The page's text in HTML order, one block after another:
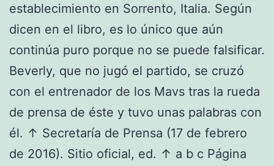
establecimiento en Sorrento, Italia. Según
dicen en el libro, es lo único que aún
continúa puro porque no se puede falsificar.
Beverly, que no jugó el partido, se cruzó
con el entrenador de los Mavs tras la rueda
de prensa de éste y tuvo unas palabras con
él. ↑ Secretaría de Prensa (17 de febrero
de 2016). Sitio oficial, ed. ↑ a b c Página